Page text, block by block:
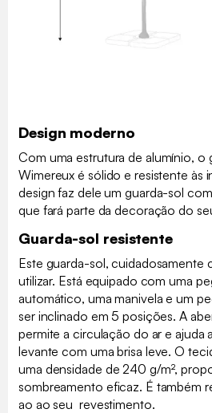
Design moderno
Com uma estrutura de alumínio, o
Wimereux é sólido e resistente às
design faz dele um guarda-sol
que fará parte da decoração do
Guarda-sol resistente
Este guarda-sol, cuidadosamente
utilizar. Está equipado com uma
automático, uma manivela e um
ser inclinado em 5 posições. A
permite a circulação do ar e ajuda
levante com uma brisa leve. O
uma densidade de 240 g/m²,
sombreamento eficaz. É também
ao ao seu revestimento.